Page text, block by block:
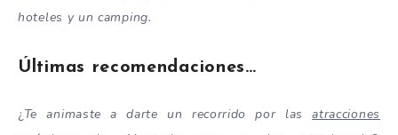
hoteles y un camping.
Últimas recomendaciones…
¿ Te animaste a darte un recorrido por lasatracciones